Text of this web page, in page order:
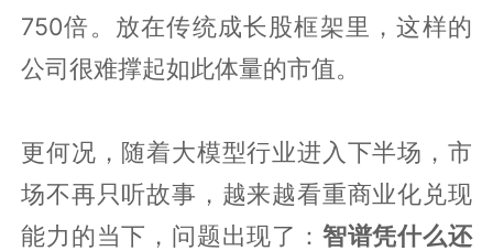
750倍。放在传统成长股框架里，这样的
公司很难撑起如此体量的市值。
更何况，随着大模型行业进入下半场，市
场不再只听故事，越来越看重商业化兑现
能力的当下，问题出现了： 智谱凭什么还